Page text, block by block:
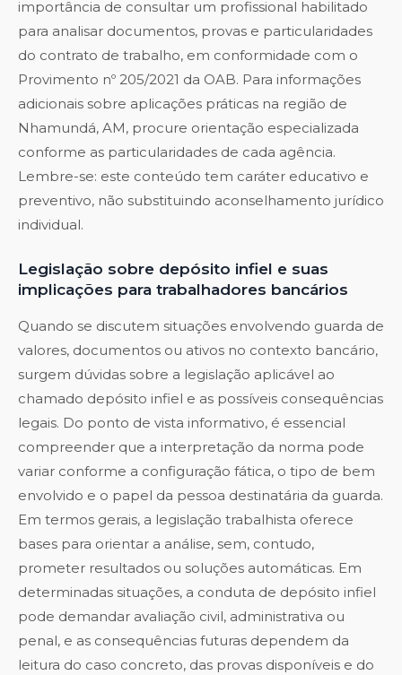
importância de consultar um profissional habilitado
para analisar documentos, provas e particularidades
do contrato de trabalho, em conformidade com o
Provimento nº 205/2021 da OAB. Para informações
adicionais sobre aplicações práticas na região de
Nhamundá, AM, procure orientação especializada
conforme as particularidades de cada agência.
Lembre-se: este conteúdo tem caráter educativo e
preventivo, não substituindo aconselhamento jurídico
individual.
Legislação sobre depósito infiel e suas
implicações para trabalhadores bancários
Quando se discutem situações envolvendo guarda de
valores, documentos ou ativos no contexto bancário,
surgem dúvidas sobre a legislação aplicável ao
chamado depósito infiel e as possíveis consequências
legais. Do ponto de vista informativo, é essencial
compreender que a interpretação da norma pode
variar conforme a configuração fática, o tipo de bem
envolvido e o papel da pessoa destinatária da guarda.
Em termos gerais, a legislação trabalhista oferece
bases para orientar a análise, sem, contudo,
prometer resultados ou soluções automáticas. Em
determinadas situações, a conduta de depósito infiel
pode demandar avaliação civil, administrativa ou
penal, e as consequências futuras dependem da
leitura do caso concreto, das provas disponíveis e do